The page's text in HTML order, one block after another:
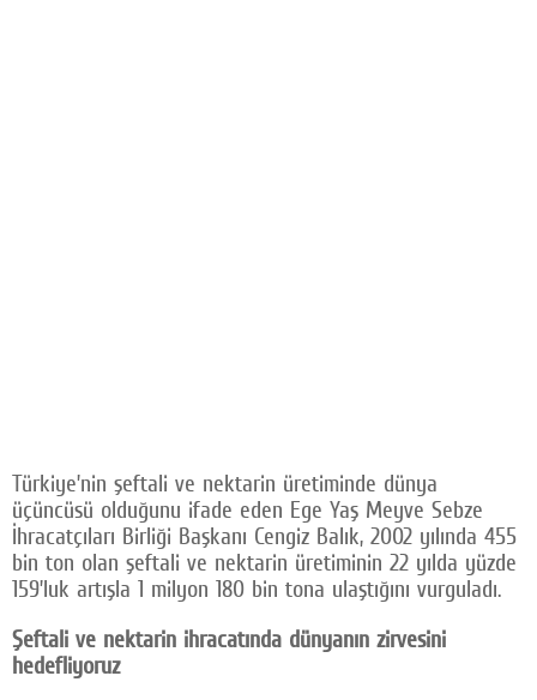
Türkiye’nin şeftali ve nektarin üretiminde dünya
üçüncüsü olduğunu ifade eden Ege Yaş Meyve Sebze
İhracatçıları Birliği Başkanı Cengiz Balık, 2002 yılında 455
bin ton olan şeftali ve nektarin üretiminin 22 yılda yüzde
159’luk artışla 1 milyon 180 bin tona ulaştığını vurguladı.
Şeftali ve nektarin ihracatında dünyanın zirvesini
hedefliyoruz